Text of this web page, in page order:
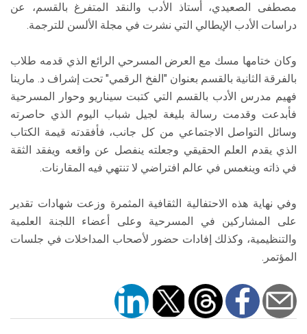
مصطفى الصعيدي، أستاذ الأدب والنقد المتفرغ بالقسم، عن
دراسات الأدب الإيطالي التي نشرت في مجلة الألسن للترجمة.
وكان ختامها مسك مع العرض المسرحي الرائع الذي قدمه طلاب
بالفرقة الثانية بالقسم بعنوان "الفخ الرقمي" تحت إشراف د. مارينا
فهيم مدرس الأدب بالقسم التي كتبت سيناريو وحوار المسرحية
فأبدعت وقدمت رسالة بليغة لجيل شباب اليوم الذي حاصرته
وسائل التواصل الاجتماعي من كل جانب، فأفقدته قيمة الكتاب
الذي يقدم العلم الحقيقي وجعلته ينفصل عن واقعه ويفقد الثقة
في ذاته وينغمس في عالم افتراضي لا تنتهي فيه المقارنات.
وفي نهاية هذه الاحتفالية الثقافية المثمرة وزعت شهادات تقدير
على المشاركين في المسرحية وعلى أعضاء اللجنة العلمية
والتنظيمية، وكذلك إفادات حضور لأصحاب المداخلات في جلسات
المؤتمر.